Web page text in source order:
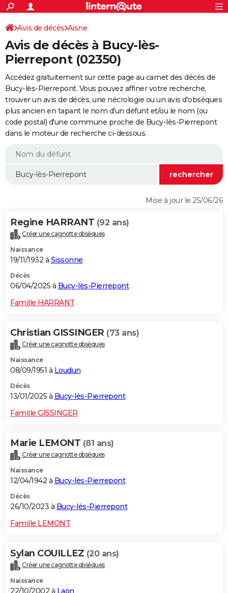
ACTUALITÉS
Politique
Société
Faits Divers
Education
Monde
Villes
+
SPORT
Coupe du monde 2026
Football
Tennis
Cyclisme
Rugby
Forum
CULTURE
FINANCE
Retraite
Impôts
Epargne
Immobilier
Risques naturels par ville
Banque
Assurance
Crédit
AUTO
Essais
Réserver un essai
Citadines
Berlines
SUV
Forum auto
+
HIGH-TECH
Mobiles
Meilleur smartphone
Internet
Ordinateurs
Jeux vidéo
Guide high-tech
+
BRICOLAGE
Forum
Aménagement intérieur
Extérieur
Cuisine
Salle de bains
Jardinage
Rangement
WEEK-END
Guides de France
Escapades
Patrimoine
Expositions
Musées
Week-end nature
LIFESTYLE
Alimentation
Guide de la santé
Maladies
Médicaments
Sommeil
VOYAGE
Destinations
City break
Voyage nature
Voyage de noces
Forum
Climat
+PHOTO
GUIDES D'ACHAT
BONS PLANS
CARTE DE VOEUX
Dictionnaire
Biographies
Citations
Expressions
Proverbes
PROGRAMME TV
COPAINS D'AVANT
S'inscrire
Se connecter
Lycées
Collèges
Primaires
Universités
Entreprises
Service militaire
Avis de recherche
AVIS DE DÉCÈS
Avis de décès Aisne
Avis de décès à Bucy-lès-
Pierrepont (02350)
Accédez gratuitement sur cette page au carnet des décès de
Bucy-lès-Pierrepont. Vous pouvez affiner votre recherche,
trouver un avis de décès, une nécrologie ou un avis d'obsèques
plus ancien en tapant le nom d'un défunt et/ou le nom (ou
code postal) d'une commune proche de Bucy-lès-Pierrepont
dans le moteur de recherche ci-dessous.
Mise à jour le 25/06/26
Regine HARRANT (92 ans)
Créer une cagnotte obsèques
Naissance
19/11/1932 à Sissonne
Décès
06/04/2025 à Bucy-lès-Pierrepont
Famille HARRANT
Christian GISSINGER (73 ans)
Créer une cagnotte obsèques
Naissance
08/09/1951 à Loudun
Décès
13/01/2025 à Bucy-lès-Pierrepont
Famille GISSINGER
Marie LEMONT (81 ans)
Créer une cagnotte obsèques
Naissance
12/04/1942 à Bucy-lès-Pierrepont
Décès
26/10/2023 à Bucy-lès-Pierrepont
Famille LEMONT
Sylan COUILLEZ (20 ans)
Créer une cagnotte obsèques
Naissance
22/10/2002 à Laon